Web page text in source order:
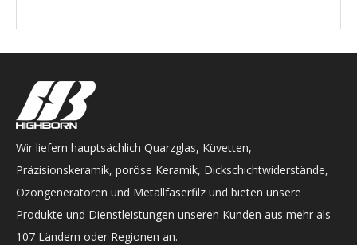
Wir liefern hauptsächlich Quarzglas, Küvetten,
Präzisionskeramik, poröse Keramik, Dickschichtwiderstände,
Ozongeneratoren und Metallfaserfilz und bieten unsere
Produkte und Dienstleistungen unseren Kunden aus mehr als
107 Ländern oder Regionen an.